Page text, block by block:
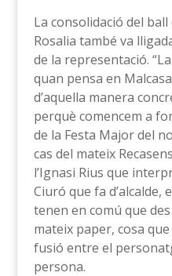
La consolidació del
Rosalia també va
de la representació.
quan pensa en
d’aquella manera
perquè comencem a
de la Festa Major del
cas del mateix
l’Ignasi Rius que
Ciuró que fa d’alcalde,
tenen en comú que
mateix paper, cosa
fusió entre el
persona.